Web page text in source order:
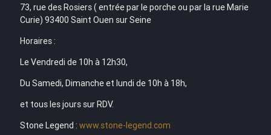
73, rue des Rosiers ( entrée par le porche ou par la rue Marie
Curie) 93400 Saint Ouen sur Seine
Horaires :
Le Vendredi de 10h à 12h30,
Du Samedi, Dimanche et lundi de 10h à 18h,
et tous les jours sur RDV.
Stone Legend : www.stone-legend.com